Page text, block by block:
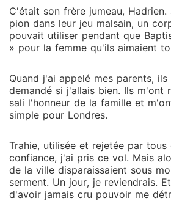
C'était son frère jumeau,
pion dans leur jeu malsain, un
pouvait utiliser pendant que
» pour la femme qu'ils aimaient
Quand j'ai appelé mes parents,
demandé si j'allais bien. Ils m'ont
sali l'honneur de la famille et
simple pour Londres.
Trahie, utilisée et rejetée par
confiance, j'ai pris ce vol. Mais
de la ville disparaissaient sous
serment. Un jour, je reviendrais.
d'avoir jamais cru pouvoir me